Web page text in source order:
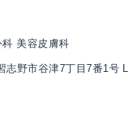
美容皮膚科
志野市谷津7丁目7番1号